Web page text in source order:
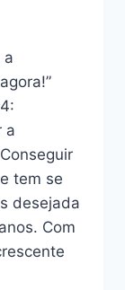
a
a
tem se
desejada
Com